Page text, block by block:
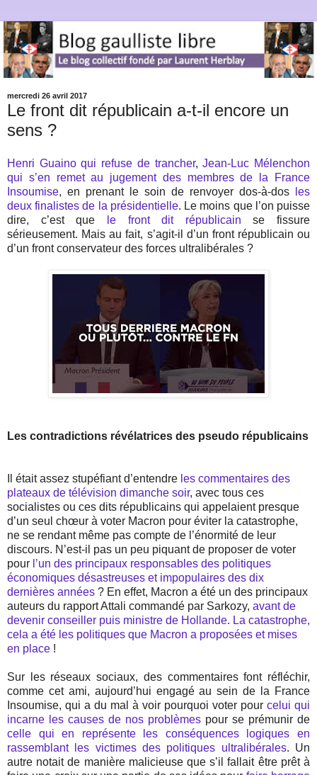
mercredi 26 avril 2017
Le front dit républicain a-t-il encore un
sens ?
Henri Guaino qui refuse de trancher,Jean-Luc Mélenchon
qui s’en remet au jugement des membres de la France
Insoumise, en prenant le soin de renvoyer dos-à-dos
les
deux finalistes de la présidentielle. Le moins que l’on puisse
dire, c’est que
le front dit républicain se fissure
sérieusement. Mais au fait, s’agit-il d’un front républicain ou
d’un front conservateur des forces ultralibérales ?
Les contradictions révélatrices des pseudo républicains
Il était assez stupéfiant d’entendre les commentaires des
plateaux de télévision dimanche soir, avec tous ces
socialistes ou ces dits républicains qui appelaient presque
d’un seul chœur à voter Macron pour éviter la catastrophe,
ne se rendant même pas compte de l’énormité de leur
discours. N’est-il pas un peu piquant de proposer de voter
pour l’un des principaux responsables des politiques
économiques désastreuses et impopulaires des dix
dernières années ? En effet, Macron a été un des principaux
auteurs du rapport Attali commandé par Sarkozy, avant de
devenir conseiller puis ministre de Hollande. La catastrophe,
cela a été les politiques que Macron a proposées et mises
en place !
Sur les réseaux sociaux, des commentaires font réfléchir,
comme cet ami, aujourd’hui engagé au sein de la France
Insoumise, qui a du mal à voir pourquoi voter pour celui qui
incarne les causes de nos problèmes pour se prémunir de
celle qui en représente les conséquences logiques en
rassemblant les victimes des politiques ultralibérales. Un
autre notait de manière malicieuse que s’il fallait être prêt à